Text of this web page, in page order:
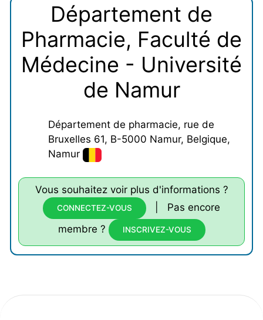
Département de
Pharmacie, Faculté de
Médecine - Université
de Namur
Département de pharmacie, rue de
Bruxelles 61, B-5000 Namur, Belgique,
Namur
Vous souhaitez voir plus d'informations ?
CONNECTEZ-VOUS
| Pas encore
membre ?
INSCRIVEZ-VOUS